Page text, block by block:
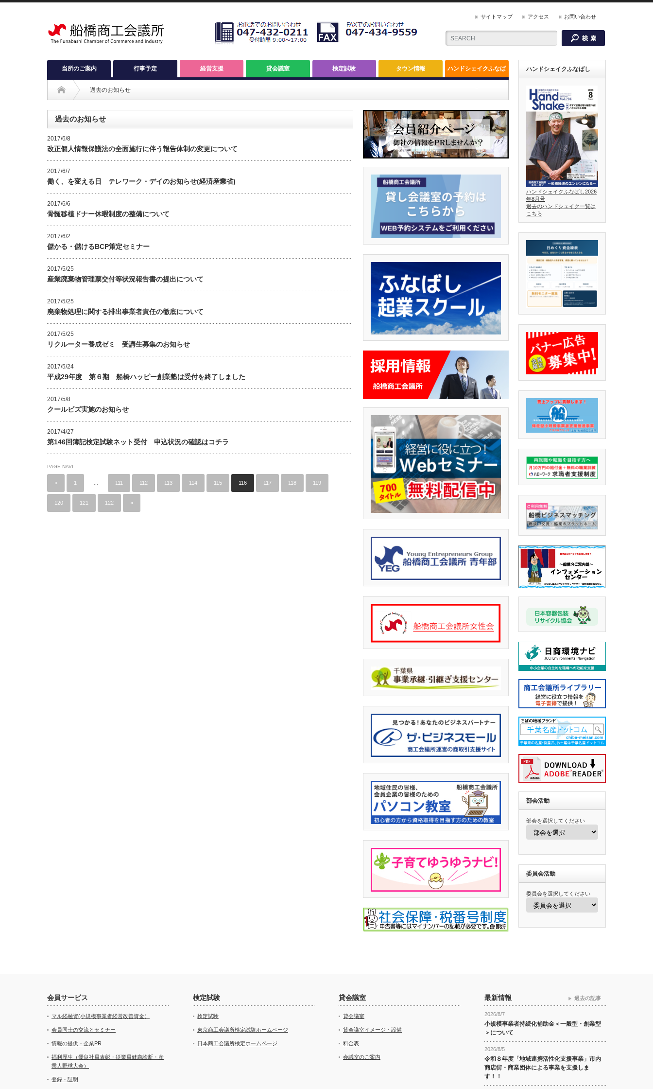
サイトマップ アクセス お問い合わせ
当所のご案内 行事予定 経営支援 貸会議室 検定試験 タウン情報 ハンドシェイクふなば
過去のお知らせ
過去のお知らせ
2017/6/8
改正個人情報保護法の全面施行に伴う報告体制の変更について
2017/6/7
働く、を変える日 テレワーク・デイのお知らせ(経済産業省)
2017/6/6
骨髄移植ドナー休暇制度の整備について
2017/6/2
儲かる・儲けるBCP策定セミナー
2017/5/25
産業廃棄物管理票交付等状況報告書の提出について
2017/5/25
廃棄物処理に関する排出事業者責任の徹底について
2017/5/25
リクルーター養成ゼミ 受講生募集のお知らせ
2017/5/24
平成29年度 第６期 船橋ハッピー創業塾は受付を終了しました
2017/5/8
クールビズ実施のお知らせ
2017/4/27
第146回簿記検定試験ネット受付 申込状況の確認はコチラ
PAGE NAVI
« 1 111 112 113 114 115 116 117 118 119
120 121 122 »
ハンドシェイクふなばし
ハンドシェイクふなばし2026
年8月号
過去のハンドシェイク一覧は
こちら
部会活動
部会を選択してください
委員会活動
委員会を選択してください
会員サービス
マル経融資(小規模事業者経営改善資金）
会員同士の交流とセミナー
情報の提供・企業PR
福利厚生（優良社員表彰・従業員健康診断・産
業人野球大会）
登録・証明
検定試験
検定試験
東京商工会議所検定試験ホームページ
日本商工会議所検定ホームページ
貸会議室
貸会議室
貸会議室イメージ・設備
料金表
会議室のご案内
最新情報
2026/8/7
小規模事業者持続化補助金＜一般型・創業型
＞について
2026/8/5
令和８年度「地域連携活性化支援事業」市内
商店街・商業団体による事業を支援しま
す！！
過去の記事